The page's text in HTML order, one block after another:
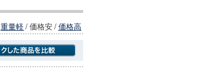
重量軽/価格安/価格高